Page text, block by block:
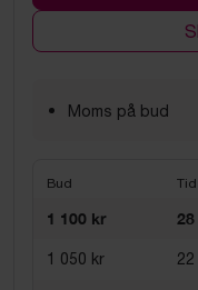
Moms på bud
Bud Tid
1 100 kr
1 050 kr 22